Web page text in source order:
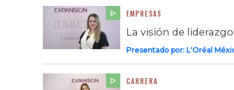
EMPRESAS
La visión de
Presentado por: L'Oréal
CARRERA